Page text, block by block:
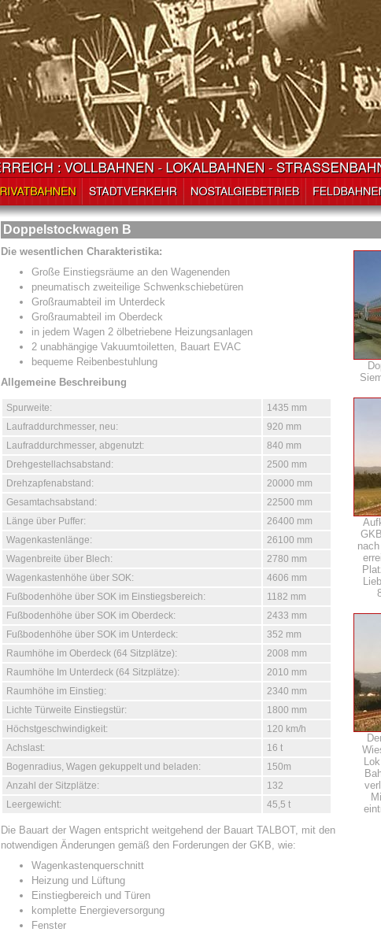
Doppelstockwagen B
Die wesentlichen Charakteristika:
Große Einstiegsräume an den Wagenenden
pneumatisch zweiteilige Schwenkschiebetüren
Großraumabteil im Unterdeck
Großraumabteil im Oberdeck
in jedem Wagen 2 ölbetriebene Heizungsanlagen
2 unabhängige Vakuumtoiletten, Bauart EVAC
bequeme Reibenbestuhlung
Allgemeine Beschreibung
Spurweite:
1435 mm
Laufraddurchmesser, neu:
920 mm
Laufraddurchmesser, abgenutzt:
840 mm
Drehgestellachsabstand:
2500 mm
Drehzapfenabstand:
20000 mm
Gesamtachsabstand:
22500 mm
Länge über Puffer:
26400 mm
Wagenkastenlänge:
26100 mm
Wagenbreite über Blech:
2780 mm
Wagenkastenhöhe über SOK:
4606 mm
Fußbodenhöhe über SOK im Einstiegsbereich:
1182 mm
Fußbodenhöhe über SOK im Oberdeck:
2433 mm
Fußbodenhöhe über SOK im Unterdeck:
352 mm
Raumhöhe im Oberdeck (64 Sitzplätze):
2008 mm
Raumhöhe Im Unterdeck (64 Sitzplätze):
2010 mm
Raumhöhe im Einstieg:
2340 mm
Lichte Türweite Einstiegstür:
1800 mm
Höchstgeschwindigkeit:
120 km/h
Achslast:
16 t
Bogenradius, Wagen gekuppelt und beladen:
150m
Anzahl der Sitzplätze:
132
Leergewicht:
45,5 t
Die Bauart der Wagen entspricht weitgehend der Bauart TALBOT, mit den
notwendigen Änderungen gemäß den Forderungen der GKB, wie:
Wagenkastenquerschnitt
Heizung und Lüftung
Einstiegbereich und Türen
komplette Energieversorgung
Fenster